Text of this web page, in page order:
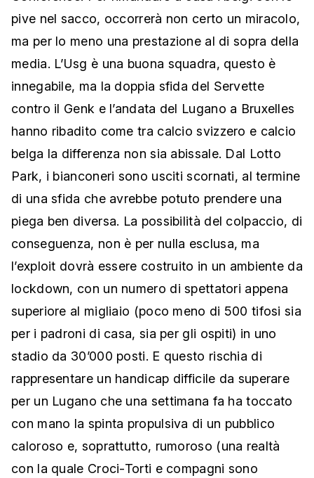
pive nel sacco, occorrerà non certo un miracolo,
ma per lo meno una prestazione al di sopra della
media. L’Usg è una buona squadra, questo è
innegabile, ma la doppia sfida del Servette
contro il Genk e l’andata del Lugano a Bruxelles
hanno ribadito come tra calcio svizzero e calcio
belga la differenza non sia abissale. Dal Lotto
Park, i bianconeri sono usciti scornati, al termine
di una sfida che avrebbe potuto prendere una
piega ben diversa. La possibilità del colpaccio, di
conseguenza, non è per nulla esclusa, ma
l’exploit dovrà essere costruito in un ambiente da
lockdown, con un numero di spettatori appena
superiore al migliaio (poco meno di 500 tifosi sia
per i padroni di casa, sia per gli ospiti) in uno
stadio da 30’000 posti. E questo rischia di
rappresentare un handicap difficile da superare
per un Lugano che una settimana fa ha toccato
con mano la spinta propulsiva di un pubblico
caloroso e, soprattutto, rumoroso (una realtà
con la quale Croci-Torti e compagni sono